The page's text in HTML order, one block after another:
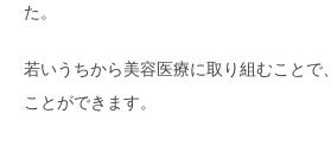
た。
若いうちから美容医療に取り組むことで、
ことができます。